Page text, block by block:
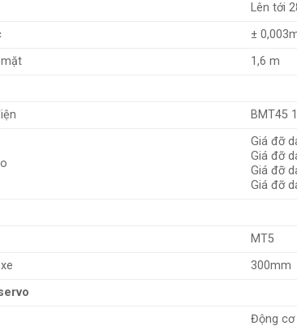
Lên tới
±
1,6 m
BMT45
Giá đỡ
Giá đỡ
Giá đỡ
Giá đỡ
MT5
300mm
Động cơ